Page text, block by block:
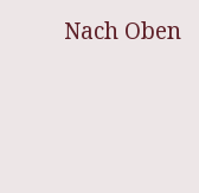
Nach Oben